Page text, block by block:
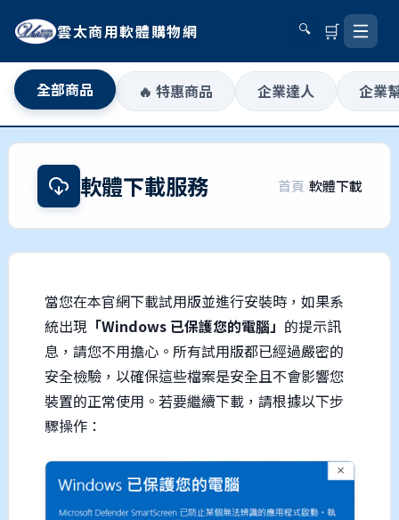
雲太商用軟體購物網 🔍 🛒
全部商品 🔥 特惠商品 企業達人 企業
軟體下載服務 首頁›軟體下載
當您在本官網下載試用版並進行安裝時，如果系
統出現 「Windows 已保護您的電腦」 的提示訊
息，請您不用擔心。所有試用版都已經過嚴密的
安全檢驗，以確保這些檔案是安全且不會影響您
裝置的正常使用。若要繼續下載，請根據以下步
驟操作：